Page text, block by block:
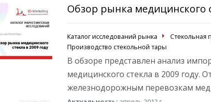
Обзор рынка медицинского
Каталог исследований рынка
Стекольная
Производство стекольной тары
В обзоре представлен анализ
медицинского стекла в 2009 году.
железнодорожным перевозкам